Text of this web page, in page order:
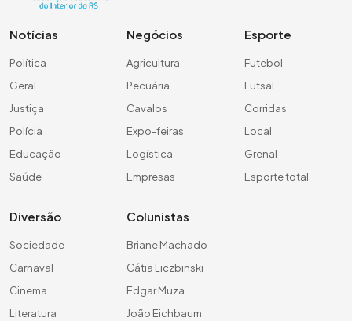
Notícias
Política
Geral
Justiça
Polícia
Educação
Saúde
Negócios
Agricultura
Pecuária
Cavalos
Expo-feiras
Logística
Empresas
Esporte
Futebol
Futsal
Corridas
Local
Grenal
Esporte total
Diversão
Sociedade
Carnaval
Cinema
Literatura
Colunistas
Briane Machado
Cátia Liczbinski
Edgar Muza
João Eichbaum